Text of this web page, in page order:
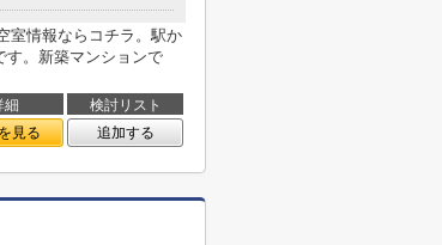
室情報ならコチラ。駅か
す。新築マンションで
細
検討リスト
見る 追加する